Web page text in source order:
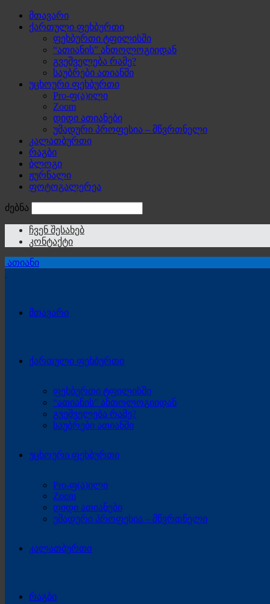
მთავარი
ქართული ფეხბურთი
ფეხბურთი ტფილისში
“ათიანის” ანთოლოგიიდან
გვეშველება რამე?
საუბრები ათიანში
უცხოური ფეხბურთი
Pro-ფ(ა)ილი
Zoom
დიდი ათიანები
უმადური პროფესია – მწვრთნელი
კალათბურთი
რაგბი
ბლოგი
ჟურნალი
ფოტოგალერეა
ძებნა
ჩვენ შესახებ
კონტაქტი
ათიანი
მთავარი
ქართული ფეხბურთი
ფეხბურთი ტფილისში
“ათიანის” ანთოლოგიიდან
გვეშველება რამე?
საუბრები ათიანში
უცხოური ფეხბურთი
Pro-ფ(ა)ილი
Zoom
დიდი ათიანები
უმადური პროფესია – მწვრთნელი
კალათბურთი
რაგბი